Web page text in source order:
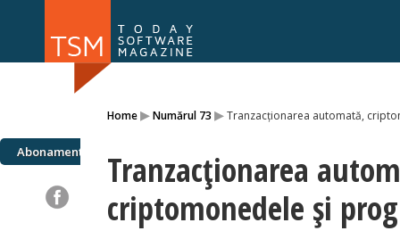
Home▸Numărul 73 ▸Tranzacţionarea automată,
Abonamente
Tranzacţionarea
criptomonedele şi